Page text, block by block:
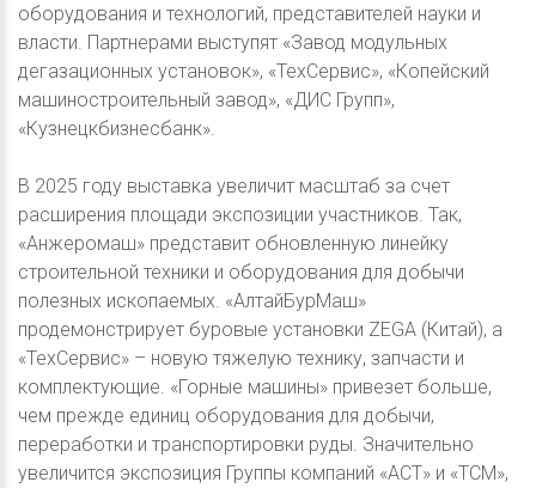
оборудования и технологий, представителей науки и
власти. Партнерами выступят «Завод модульных
дегазационных установок», «ТехСервис», «Копейский
машиностроительный завод», «ДИС Групп»,
«Кузнецкбизнесбанк».
В 2025 году выставка увеличит масштаб за счет
расширения площади экспозиции участников. Так,
«Анжеромаш» представит обновленную линейку
строительной техники и оборудования для добычи
полезных ископаемых. «АлтайБурМаш»
продемонстрирует буровые установки ZEGA (Китай), а
«ТехСервис» – новую тяжелую технику, запчасти и
комплектующие. «Горные машины» привезет больше,
чем прежде единиц оборудования для добычи,
переработки и транспортировки руды. Значительно
увеличится экспозиция Группы компаний «АСТ» и «ТСМ»,